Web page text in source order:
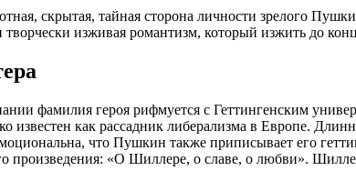
скрытая, тайная сторона личности зрелого
творчески изживая романтизм, который изжить до
фамилия героя рифмуется с Геттингенским
известен как рассадник либерализма в Европе.
что Пушкин также приписывает его
произведения: «О Шиллере, о славе, о любви».